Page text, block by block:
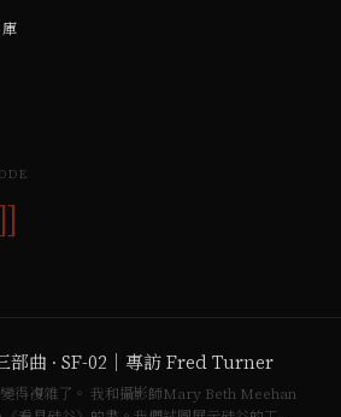
部曲 · SF-02｜專訪 Fred Turner
影師Mary Beth Meehan